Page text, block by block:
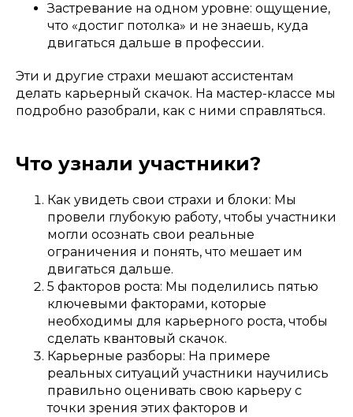
Застревание на одном уровне: ощущение,
что «достиг потолка» и не знаешь, куда
двигаться дальше в профессии.
Эти и другие страхи мешают ассистентам
делать карьерный скачок. На мастер-классе мы
подробно разобрали, как с ними справляться.
Что узнали участники?
Как увидеть свои страхи и блоки: Мы
провели глубокую работу, чтобы участники
могли осознать свои реальные
ограничения и понять, что мешает им
двигаться дальше.
5 факторов роста: Мы поделились пятью
ключевыми факторами, которые
необходимы для карьерного роста, чтобы
сделать квантовый скачок.
Карьерные разборы: На примере
реальных ситуаций участники научились
правильно оценивать свою карьеру с
точки зрения этих факторов и